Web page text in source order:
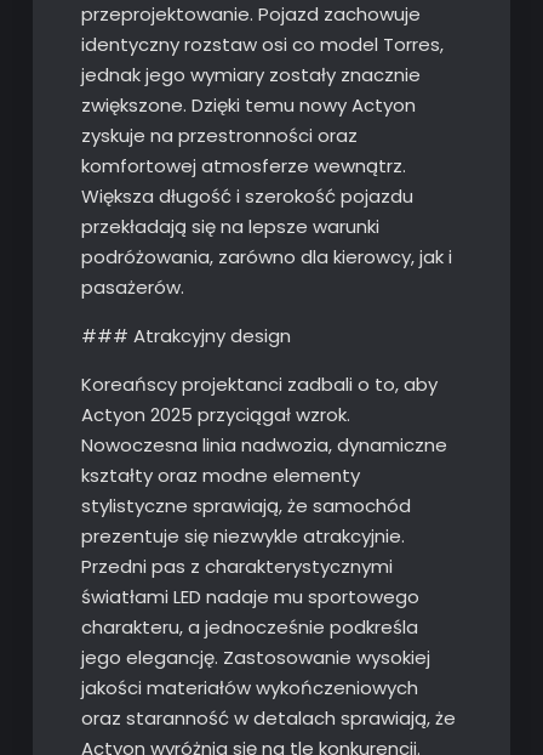
przeprojektowanie. Pojazd zachowuje
identyczny rozstaw osi co model Torres,
jednak jego wymiary zostały znacznie
zwiększone. Dzięki temu nowy Actyon
zyskuje na przestronności oraz
komfortowej atmosferze wewnątrz.
Większa długość i szerokość pojazdu
przekładają się na lepsze warunki
podróżowania, zarówno dla kierowcy, jak i
pasażerów.
### Atrakcyjny design
Koreańscy projektanci zadbali o to, aby
Actyon 2025 przyciągał wzrok.
Nowoczesna linia nadwozia, dynamiczne
kształty oraz modne elementy
stylistyczne sprawiają, że samochód
prezentuje się niezwykle atrakcyjnie.
Przedni pas z charakterystycznymi
światłami LED nadaje mu sportowego
charakteru, a jednocześnie podkreśla
jego elegancję. Zastosowanie wysokiej
jakości materiałów wykończeniowych
oraz staranność w detalach sprawiają, że
Actyon wyróżnia się na tle konkurencji.